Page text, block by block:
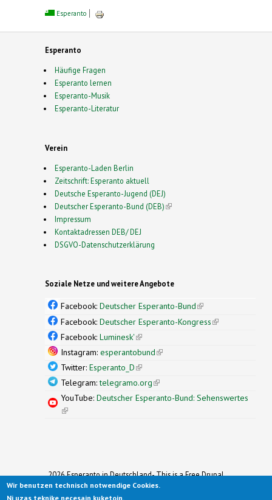
Esperanto
Esperanto
Häufige Fragen
Esperanto lernen
Esperanto-Musik
Esperanto-Literatur
Verein
Esperanto-Laden Berlin
Zeitschrift: Esperanto aktuell
Deutsche Esperanto-Jugend (DEJ)
Deutscher Esperanto-Bund (DEB)(link is external)
Impressum
Kontaktadressen DEB/ DEJ
DSGVO-Datenschutzerklärung
Soziale Netze und weitere Angebote
Facebook: Deutscher Esperanto-Bund(link is
external)
Facebook: Deutscher Esperanto-Kongress(link is
Facebook: Luminesk'(link is external)
Instagram: esperantobund(link is external)
Twitter: Esperanto_D(link is external)
Telegram:telegramo.org(link is external)
YouTube: Deutscher Esperanto-Bund: Sehenswertes
(link is external)
2026 Esperanto in Deutschland- This is a Free Drupal
Theme
Ported to Drupal for the Open Source Community by
Wir benutzen technisch notwendige Cookies.
Ni uzas teknike necesajn kuketojn.